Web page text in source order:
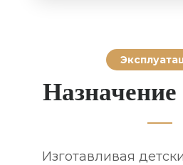
Изготавливая